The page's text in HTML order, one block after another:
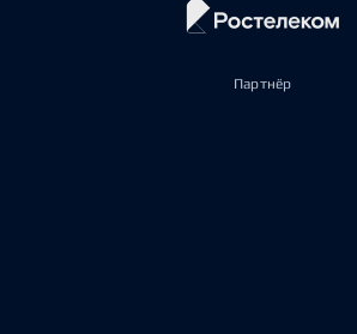
Партнёр